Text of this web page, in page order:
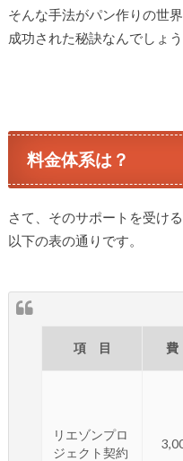
そんな手法がパン作りの世
成功された秘訣なんでしょう
料金体系は？
さて、そのサポートを受け
以下の表の通りです。
項 目
リエゾンプロ
ジェクト契約